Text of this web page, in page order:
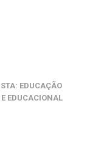
EDUCAÇÃO
EDUCACIONAL